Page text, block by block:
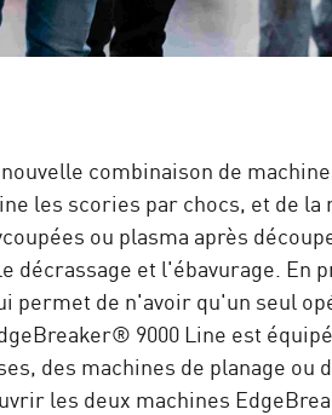
combinaison de
les scories par chocs, et de la
ou plasma après
décrassage et l'ébavurage. En
permet de n'avoir qu'un seul
9000 Line est
des machines de planage ou
les deux machines